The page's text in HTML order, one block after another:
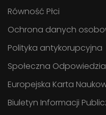
Równość Płci
Ochrona danych
Polityka antykorupcyjna
Społeczna
Europejska Karta
Biuletyn Informacji